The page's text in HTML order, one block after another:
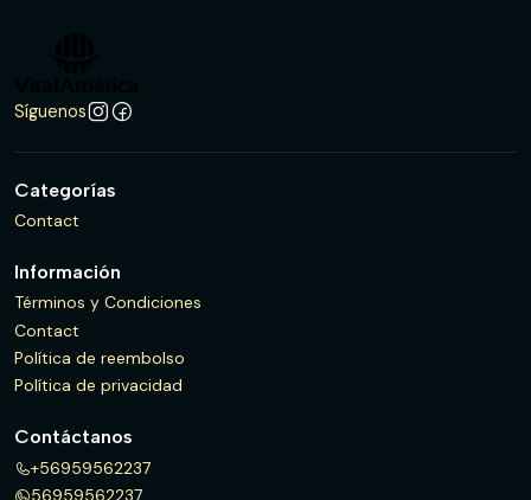
Síguenos
Categorías
Contact
Información
Términos y Condiciones
Contact
Política de reembolso
Política de privacidad
Contáctanos
+56959562237
56959562237